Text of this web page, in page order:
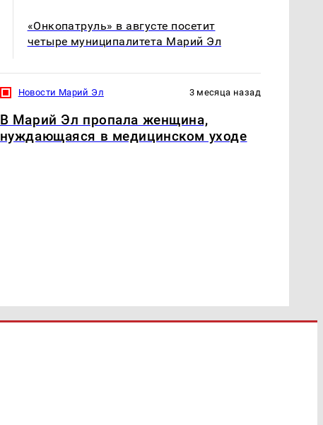
«Онкопатруль» в августе посетит
четыре муниципалитета Марий Эл
Новости Марий Эл 3 месяца назад
В Марий Эл пропала женщина,
нуждающаяся в медицинском уходе